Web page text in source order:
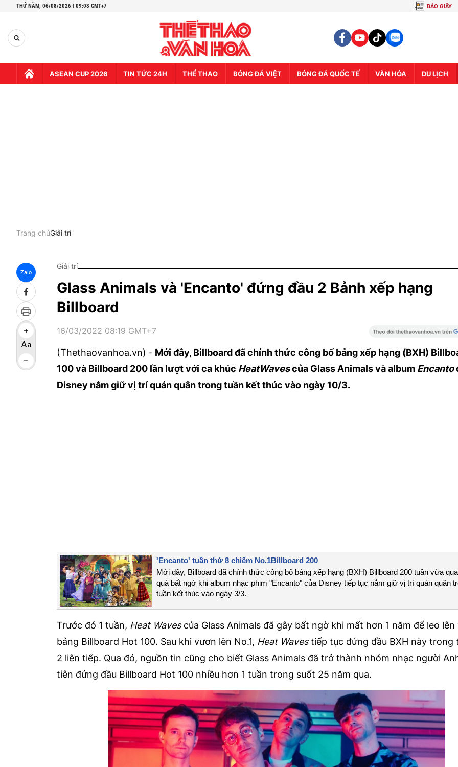
THỨ NĂM, 06/08/2026 | 09:08 GMT+7 BÁO GIẤY
ASEAN CUP 2026 TIN TỨC 24H THỂ THAO BÓNG ĐÁ VIỆT BÓNG ĐÁ QUỐC TẾ VĂN HÓA DU LỊCH
Trang chủGiải trí
Zalo
Giải trí
Glass Animals và 'Encanto' đứng đầu 2 Bảnh xếp hạng
Billboard
16/03/2022 08:19 GMT+7
(Thethaovanhoa.vn) - Mới đây, Billboard đã chính thức công bố bảng xếp hạng (BXH)
100 và Billboard 200 lần lượt với ca khúc HeatWavescủa Glass Animals và album Encanto
Disney nắm giữ vị trí quán quân trong tuần kết thúc vào ngày 10/3.
'Encanto' tuần thứ 8 chiếm No.1Billboard 200
Mới đây, Billboard đã chính thức công bố bảng xếp hạng (BXH) Billboard 200 tuần vừa
quá bất ngờ khi album nhạc phim "Encanto" của Disney tiếp tục nắm giữ vị trí quán quân
tuần kết thúc vào ngày 3/3.
Trước đó 1 tuần, Heat Waves của Glass Animals đã gây bất ngờ khi mất hơn 1 năm để leo
bảng Billboard Hot 100. Sau khi vươn lên No.1, Heat Wavestiếp tục đứng đầu BXH này trong
2 liên tiếp. Qua đó, nguồn tin cũng cho biết Glass Animals đã trở thành nhóm nhạc người
tiên đứng đầu Billboard Hot 100 nhiều hơn 1 tuần trong suốt 25 năm qua.